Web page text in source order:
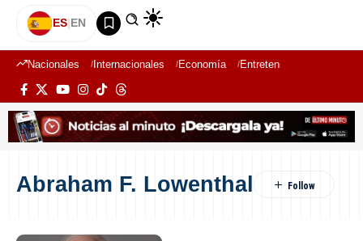
ES|EN
Nacionales Internacionales Economía Entretenimiento
Abraham F. Lowenthal